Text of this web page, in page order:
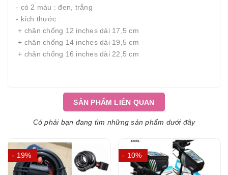
- có 2 màu : đen, trắng
- kích thước :
+ chân chống 12 inches dài 17,5 cm
+ chân chống 14 inches dài 19,5 cm
+ chân chống 16 inches dài 22,5 cm
SẢN PHẨM LIÊN QUAN
Có phải bạn đang tìm những sản phẩm dưới đây
- 19% - 10%